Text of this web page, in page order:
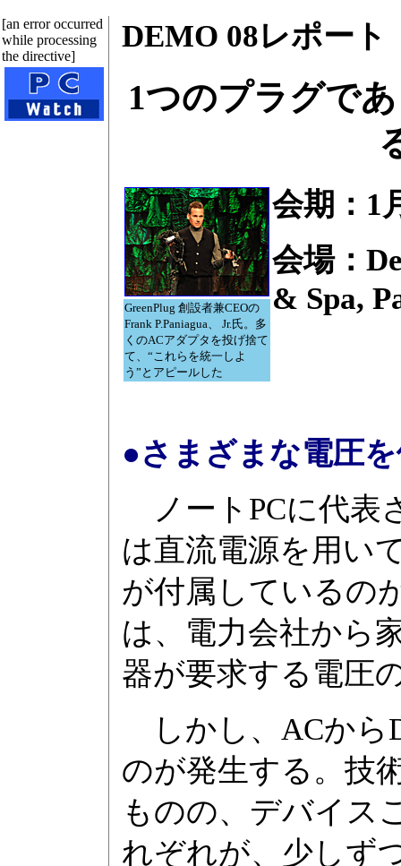
[an error occurred
while processing
the directive]
DEMO 08レポート
1つのプラグで
GreenPlug 創設者兼CEOの
Frank P.Paniagua、 Jr.氏。多
くのACアダプタを投げ捨て
て、“これらを統一しよ
う”とアピールした
会期：1
会場：
& Spa,
●さまざまな電圧
ノートPCに代表
は直流電源を用い
が付属しているの
は、電力会社から
器が要求する電圧
しかし、ACから
のが発生する。技
ものの、デバイス
れぞれが、少しず